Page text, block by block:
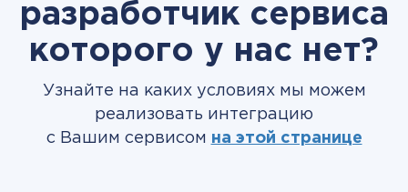
разработчик сервиса
которого у нас нет?
Узнайте на каких условиях мы можем
реализовать интеграцию
с Вашим сервисом на этой странице